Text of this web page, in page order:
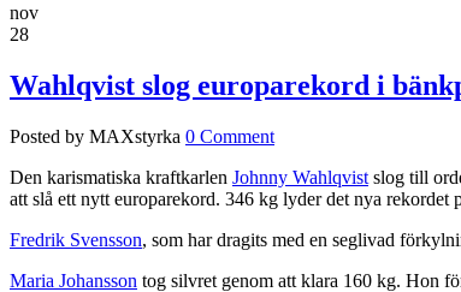
nov
28
Wahlqvist slog europarekord i
Posted by MAXstyrka 0 Comment
Den karismatiska kraftkarlen Johnny Wahlqvist slog till
att slå ett nytt europarekord. 346 kg lyder det nya rekordet
Fredrik Svensson, som har dragits med en seglivad
Maria Johansson tog silvret genom att klara 160 kg. Hon